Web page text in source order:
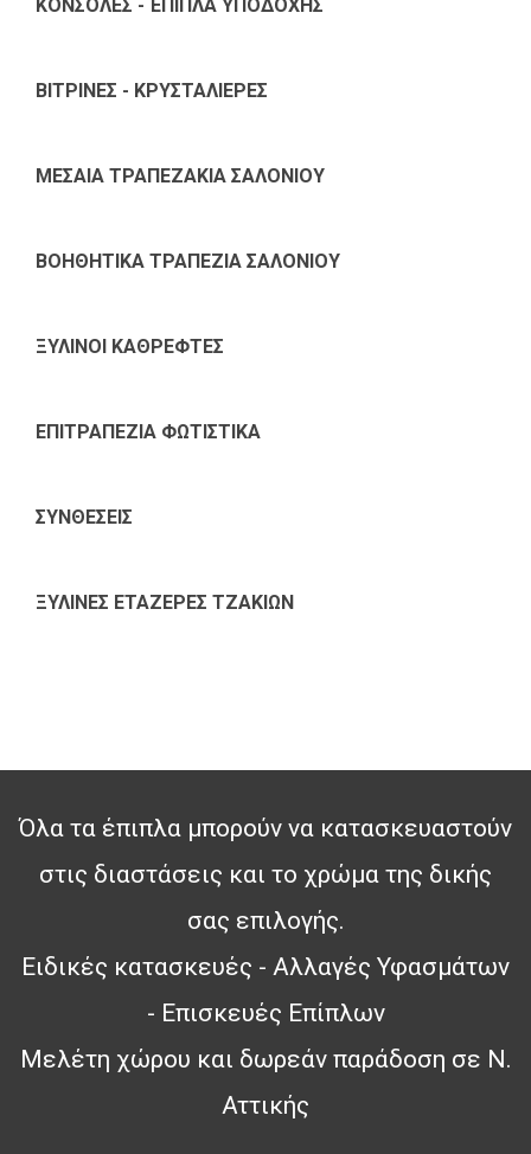
ΚΟΝΣΟΛΕΣ - ΈΠΙΠΛΑ ΥΠΟΔΟΧΗΣ
ΒΙΤΡΙΝΕΣ - ΚΡΥΣΤΑΛΙΕΡΕΣ
ΜΕΣΑΙΑ ΤΡΑΠΕΖΑΚΙΑ ΣΑΛΟΝΙΟΥ
ΒΟΗΘΗΤΙΚΑ ΤΡΑΠΕΖΙΑ ΣΑΛΟΝΙΟΥ
ΞΥΛΙΝΟΙ ΚΑΘΡΕΦΤΕΣ
ΕΠΙΤΡΑΠΕΖΙΑ ΦΩΤΙΣΤΙΚΑ
ΣΥΝΘΕΣΕΙΣ
ΞΥΛΙΝΕΣ ΕΤΑΖΕΡΕΣ ΤΖΑΚΙΩΝ
Όλα τα έπιπλα μπορούν να κατασκευαστούν
στις διαστάσεις και το χρώμα της δικής
σας επιλογής.
Ειδικές κατασκευές - Αλλαγές Υφασμάτων
- Επισκευές Επίπλων
Μελέτη χώρου και δωρεάν παράδοση σε Ν.
Αττικής